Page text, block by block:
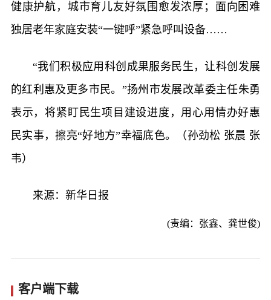
健康护航，城市育儿友好氛围愈发浓厚；面向困难
独居老年家庭安装“一键呼”紧急呼叫设备……
“我们积极应用科创成果服务民生，让科创发展
的红利惠及更多市民。”扬州市发展改革委主任朱勇
表示，将紧盯民生项目建设进度，用心用情办好惠
民实事，擦亮“好地方”幸福底色。（孙劲松 张晨 张
韦）
来源：新华日报
(责编：张鑫、龚世俊)
客户端下载